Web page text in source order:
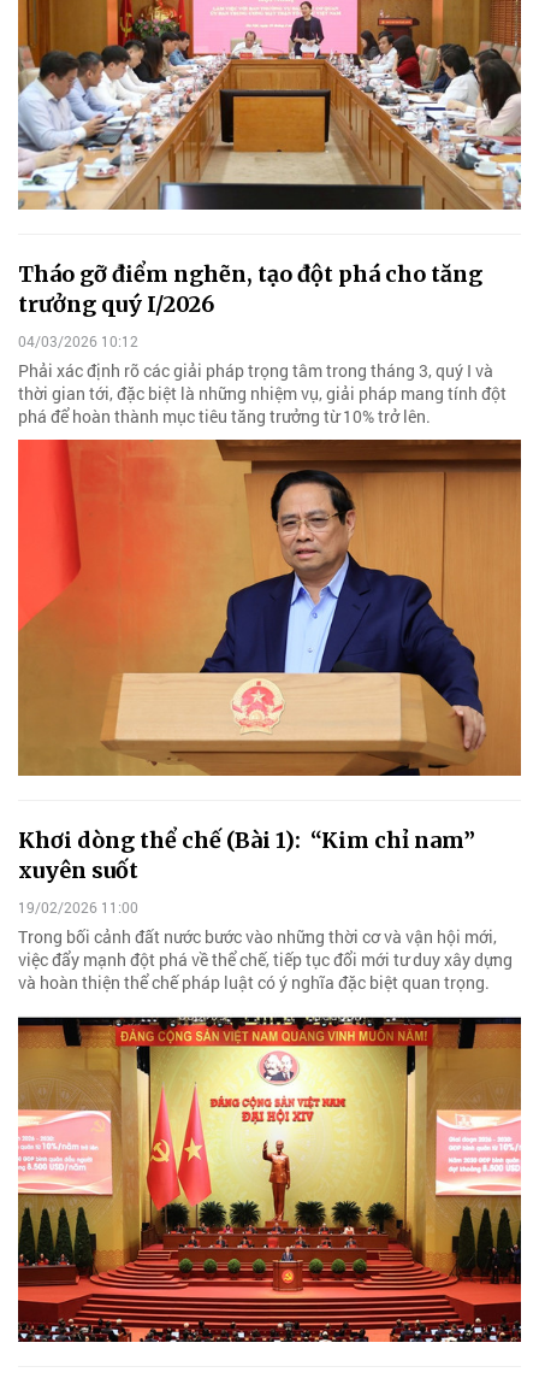
Tháo gỡ điểm nghẽn, tạo đột phá cho tăng
trưởng quý I/2026
04/03/2026 10:12
Phải xác định rõ các giải pháp trọng tâm trong tháng 3, quý I và
thời gian tới, đặc biệt là những nhiệm vụ, giải pháp mang tính đột
phá để hoàn thành mục tiêu tăng trưởng từ 10% trở lên.
Khơi dòng thể chế (Bài 1): ​ “Kim chỉ nam”
xuyên suốt
19/02/2026 11:00
Trong bối cảnh đất nước bước vào những thời cơ và vận hội mới,
việc đẩy mạnh đột phá về thể chế, tiếp tục đổi mới tư duy xây dựng
và hoàn thiện thể chế pháp luật có ý nghĩa đặc biệt quan trọng.